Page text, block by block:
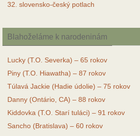
32. slovensko-český potlach
Blahoželáme k narodeninám
Lucky (T.O. Severka) – 65 rokov
Piny (T.O. Hiawatha) – 87 rokov
Túlavá Jackie (Hadie údolie) – 75 rokov
Danny (Ontário, CA) – 88 rokov
Kiddovka (T.O. Starí tuláci) – 91 rokov
Sancho (Bratislava) – 60 rokov